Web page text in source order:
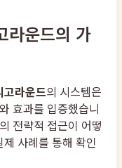
라운드의 가
고라운드의 시스템은
효과를 입증했습니
전략적 접근이 어떻
사례를 통해 확인